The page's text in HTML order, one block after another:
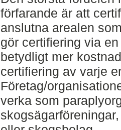
förfarande är att
anslutna arealen
gör certifiering via
betydligt mer
certifiering av varje
Företag/
verka som